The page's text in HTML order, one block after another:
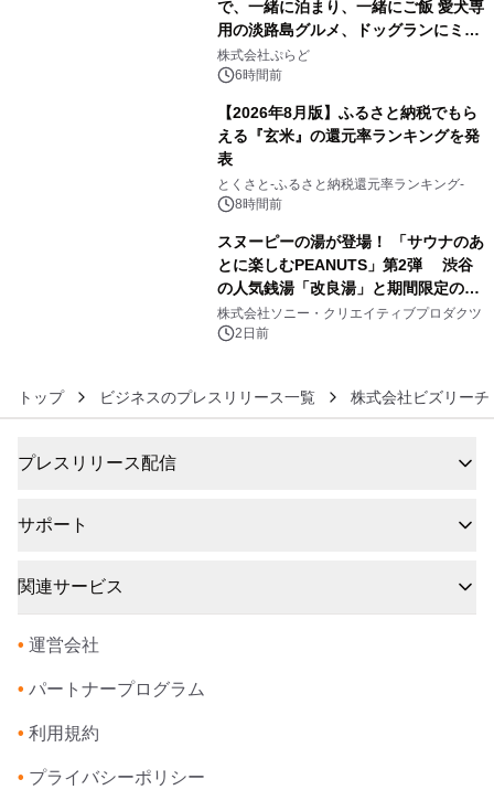
で、一緒に泊まり、一緒にご飯 愛犬専
用の淡路島グルメ、ドッグランにミニ
プール グランピングとトレーラーハウ
スの2施設で
株式会社ぷらど
6時間前
【2026年8月版】ふるさと納税でもら
える『玄米』の還元率ランキングを発
表
とくさと-ふるさと納税還元率ランキング-
8時間前
スヌーピーの湯が登場！ 「サウナのあ
とに楽しむPEANUTS」第2弾 渋谷
の人気銭湯「改良湯」と期間限定のコ
ラボレーション サウナイキタイコラ
ボグッズも発売決定！
株式会社ソニー・クリエイティブプロダクツ
2日前
トップ ビジネスのプレスリリース一覧 株式会社ビズリーチ
プレスリリース配信
サポート
関連サービス
• 運営会社
• パートナープログラム
• 利用規約
• プライバシーポリシー